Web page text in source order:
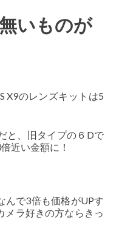
いものが
X9のレンズキットは5
と、旧タイプの６Dで
近い金額に！
んで3倍も価格がUPす
メラ好きの方ならきっ